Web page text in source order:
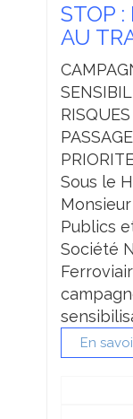
STOP :
AU
Sous le
Publics
Société
En